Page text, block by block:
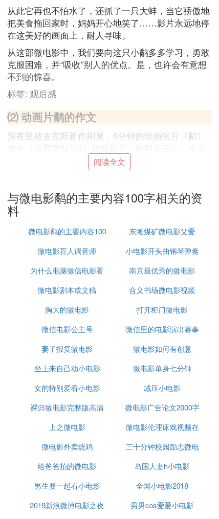
从此它再也不怕水了，还抓了一只大蚌，当它骄傲地
把美食拖回家时，妈妈开心地笑了……影片永远地停
在这美好的画面上，耐人寻味。
从这部微电影中，我们要向这只小鹬多多学习，勇敢
克服困难，并“吸收”别人的优点。是，也许会有意想
不到的惊喜。
标签: 观后感
⑵ 动画片鹬的作文
深夜里被皮克斯新作刷屏，6分钟的动画短片《鹬》
斯展现了一只小鸟从恐水症到勇敢捕食的进步过程，
用最简单易懂的故事告诉我们：成长就是自我克服。
6分钟的短片里没有太多起伏，真正让我感觉被戳中
的，只有这样一个画面：
小矶鹬在第一次失败后，学着寄居蟹的样子在海滩上
挖了小洞，在海浪涌来时钻进洞里。于是，它看到了
波涛汹涌时的水下世界。四周是一片波动的宝石蓝，
无数的贝壳洁白耀眼。
让人印象深刻的是它睁开眼的那一瞬，面对这个奇幻
世界的眼神。那种终于获得了胜利的惊喜，来自此前
这让我想起了陈鸿宇的《行歌》中的歌词：“成长是
一场冒险，勇敢的人先上路。”
过程的，少年时代的自己。
是站在无数观众和直播镜头面前，参加第二次演讲比
之所以这么说，是因为四年级的时候，我代表班里去
硬着头皮上了，却尴尬地刚说两句就忘了词。
阅读全文
与微电影鹬的主要内容100字相关的资
料
微电影鹬的主要内容100
字
东滩煤矿微电影父爱
微电影盲人调音师
小电影开头曲钢琴弹奏
为什么电脑微信电影看
不了
南京最优秀的微电影
微电影剧本或文稿
合义书场微电影视频
胸大的微电影
打开柜门微电影
微信电影公主号
微信里的电影演出赛事
安全吗
妻子报复微电影
微电影如何有创意
坐上来自己动小电影
微电影单身七分钟
女的特别爱看小电影
减压小电影
裸归微电影完整版高清
微电影广告论文2000字
上之微电影
微电影伦理床戏视频在
线观看
微电影外卖烧鸡
三十分钟校园励志微电
影
给爸爸拍的微电影
岛国人妻h小电影
男生要一起看小电影
全国小电影2018
2019新浪微博电影之夜
男男cos爱爱小电影